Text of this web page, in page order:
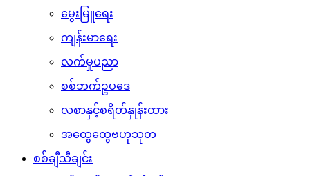
မွေးမြူရေး
ကျန်းမာရေး
လက်မှုပညာ
စစ်ဘက်ဥပဒေ
လစာနှင့်စရိတ်နှုန်းထား
အထွေထွေဗဟုသုတ
စစ်ချီသီချင်း